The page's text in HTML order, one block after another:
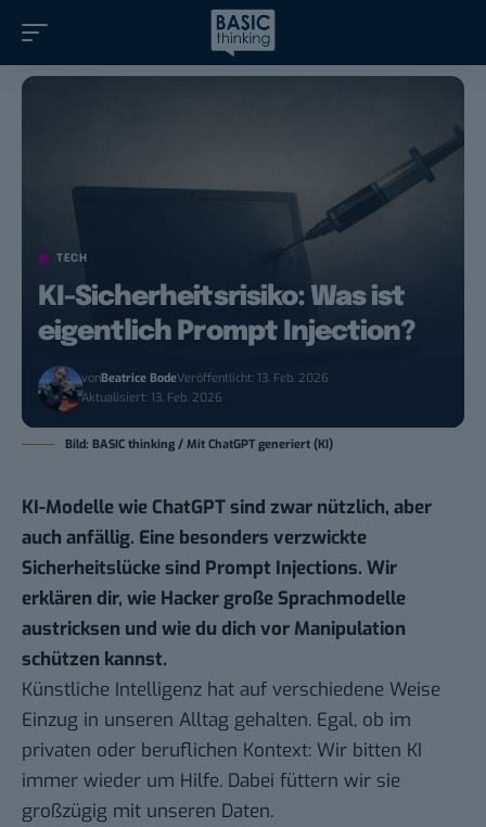
TECH
KI-Sicherheitsrisiko: Was ist
eigentlich Prompt Injection?
vonBeatrice BodeVeröffentlicht: 13. Feb. 2026
Aktualisiert: 13. Feb. 2026
Bild: BASIC thinking / Mit ChatGPT generiert (KI)
KI-Modelle wie ChatGPT sind zwar nützlich, aber
auch anfällig. Eine besonders verzwickte
Sicherheitslücke sind Prompt Injections. Wir
erklären dir, wie Hacker große Sprachmodelle
austricksen und wie du dich vor Manipulation
schützen kannst.
Künstliche Intelligenz hat auf verschiedene Weise
Einzug in unseren Alltag gehalten. Egal, ob im
privaten oder beruflichen Kontext: Wir bitten KI
immer wieder um Hilfe. Dabei füttern wir sie
großzügig mit unseren Daten.